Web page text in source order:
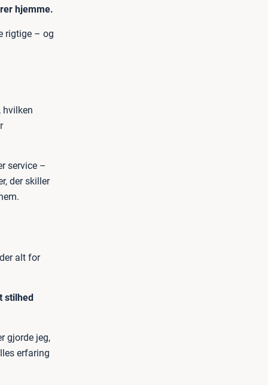
hjemme.
rigtige – og
hvilken
service –
der skiller
alt for
stilhed
gjorde jeg,
erfaring